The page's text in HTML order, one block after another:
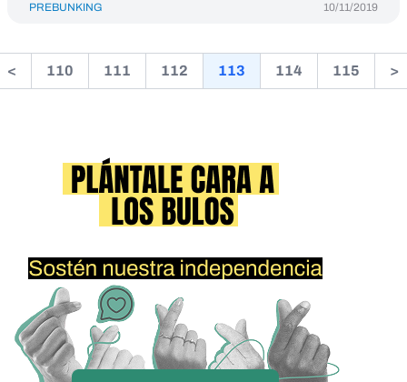
PREBUNKING 10/11/2019
< 110 111 112 113 114 115 >